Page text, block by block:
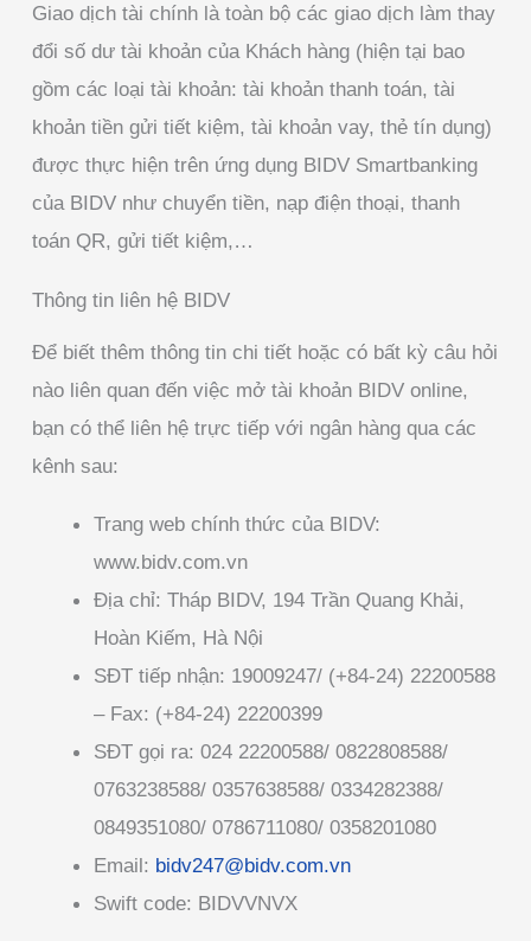
Giao dịch tài chính là toàn bộ các giao dịch làm thay
đổi số dư tài khoản của Khách hàng (hiện tại bao
gồm các loại tài khoản: tài khoản thanh toán, tài
khoản tiền gửi tiết kiệm, tài khoản vay, thẻ tín dụng)
được thực hiện trên ứng dụng BIDV Smartbanking
của BIDV như chuyển tiền, nạp điện thoại, thanh
toán QR, gửi tiết kiệm,…
Thông tin liên hệ BIDV
Để biết thêm thông tin chi tiết hoặc có bất kỳ câu hỏi
nào liên quan đến việc mở tài khoản BIDV online,
bạn có thể liên hệ trực tiếp với ngân hàng qua các
kênh sau:
Trang web chính thức của BIDV:
www.bidv.com.vn
Địa chỉ: Tháp BIDV, 194 Trần Quang Khải,
Hoàn Kiếm, Hà Nội
SĐT tiếp nhận: 19009247/ (+84-24) 22200588
– Fax: (+84-24) 22200399
SĐT gọi ra: 024 22200588/ 0822808588/
0763238588/ 0357638588/ 0334282388/
0849351080/ 0786711080/ 0358201080
Email: bidv247@bidv.com.vn
Swift code: BIDVVNVX